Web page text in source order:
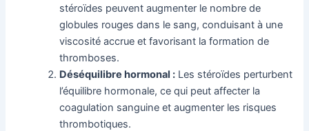
stéroïdes peuvent augmenter le nombre de
globules rouges dans le sang, conduisant à une
viscosité accrue et favorisant la formation de
thromboses.
Déséquilibre hormonal : Les stéroïdes perturbent
l’équilibre hormonale, ce qui peut affecter la
coagulation sanguine et augmenter les risques
thrombotiques.